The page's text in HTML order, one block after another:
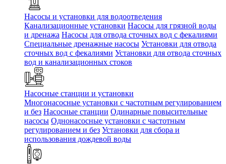
Насосы и установки для водоотведения
Канализационные установки Насосы для грязной воды
и дренажа Насосы для отвода сточных вод c фекалиями
Специальные дренажные насосы Установки для отвода
сточных вод c фекалиями Установки для отвода сточных
вод и канализационных стоков
Насосные станции и установки
Многонасосные установки с частотным регулированием
и без Насосные станции Одинарные повысительные
насосы Однонасосные установки с частотным
регулированием и без Установки для сбора и
использования дождевой воды